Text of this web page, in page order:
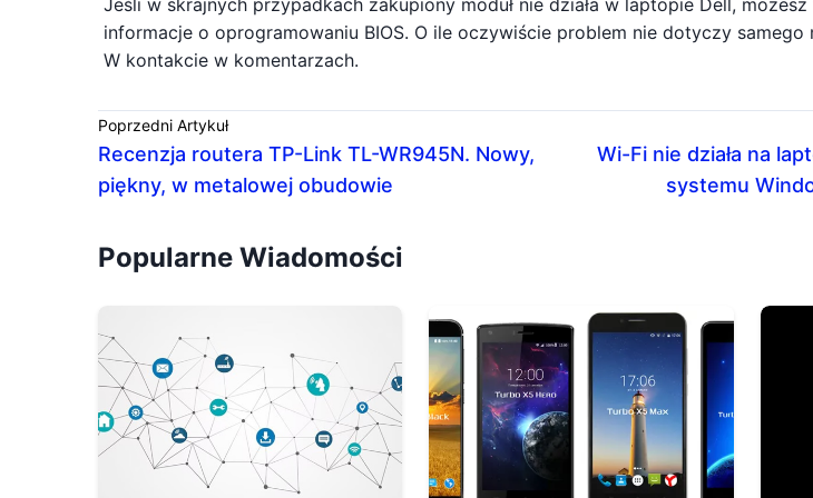
Jeśli w skrajnych przypadkach zakupiony moduł nie działa w laptopie Dell,
informacje o oprogramowaniu BIOS. O ile oczywiście problem nie dotyczy samego
W kontakcie w komentarzach.
Poprzedni Artykuł
Recenzja routera TP-Link TL-WR945N. Nowy,
piękny, w metalowej obudowie
Wi-Fi nie działa na
systemu
Popularne Wiadomości